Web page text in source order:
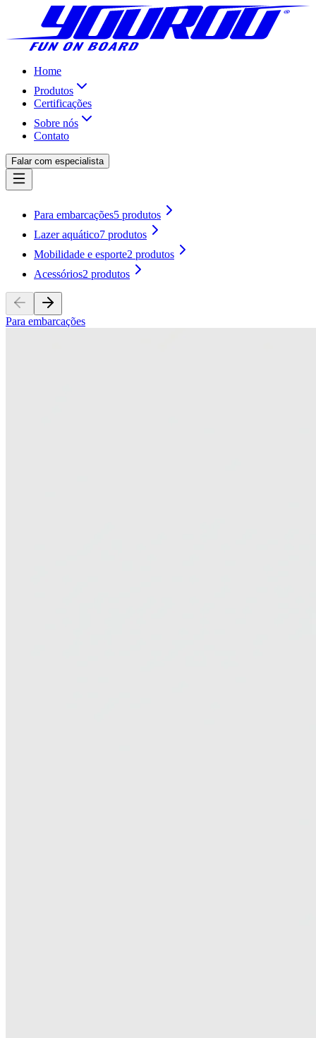
Home
Produtos
Certificações
Sobre nós
Contato
Falar com especialista
Para embarcações5 produtos
Lazer aquático7 produtos
Mobilidade e esporte2 produtos
Acessórios2 produtos
Para embarcações